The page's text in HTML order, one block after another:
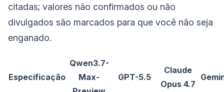
citadas; valores não confirmados ou não
divulgados são marcados para que você não seja
enganado.
Especificação
Qwen3.7-
Max-
GPT-5.5
Claude
Opus 4.7